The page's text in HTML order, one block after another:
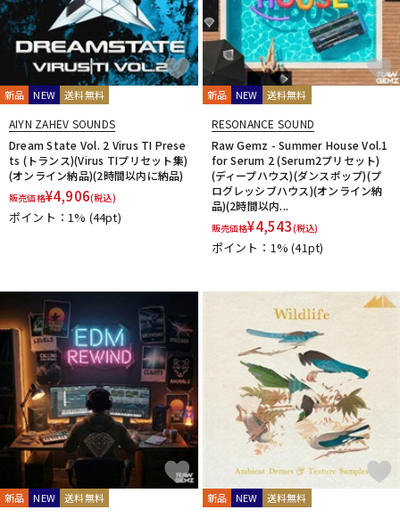
新品 NEW 送料無料
AIYN ZAHEV SOUNDS
Dream State Vol. 2 Virus TI Prese
ts (トランス)(Virus TIプリセット集)
(オンライン納品)(2時間以内に納品)
販売価格¥4,906(税込)
ポイント：1% (44pt)
新品 NEW 送料無料
RESONANCE SOUND
Raw Gemz - Summer House Vol.1
for Serum 2 (Serum2プリセット)
(ディープハウス)(ダンスポップ)(プ
ログレッシブハウス)(オンライン納
品)(2時間以内...
販売価格¥4,543(税込)
ポイント：1%(41pt)
新品 NEW 送料無料 新品 NEW 送料無料